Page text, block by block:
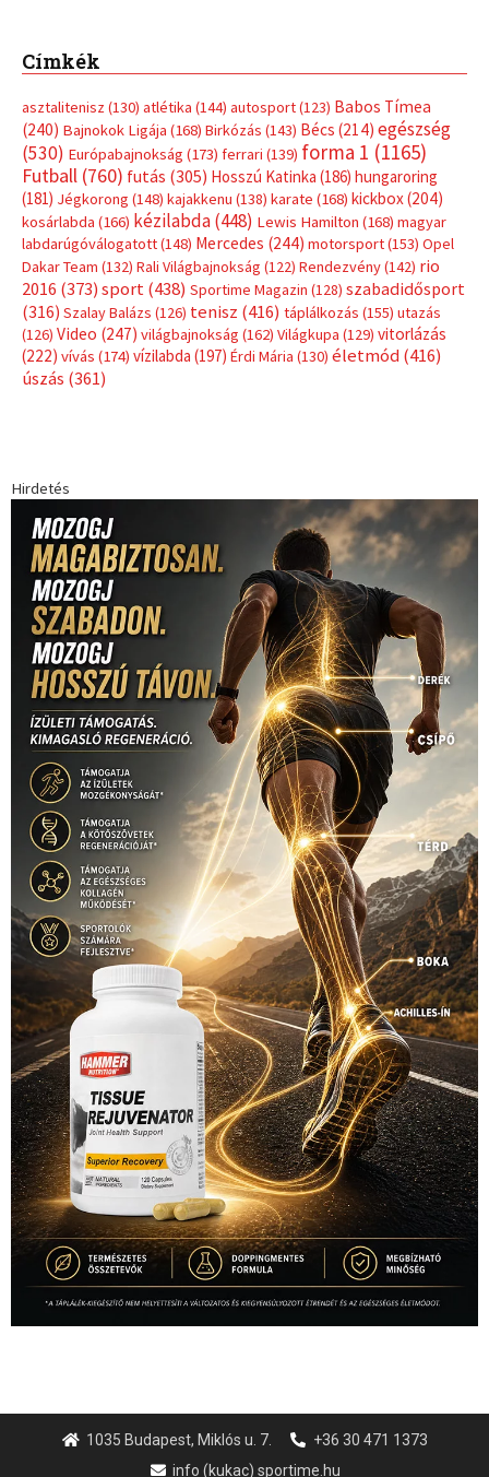
Címkék
asztalitenisz (130) atlétika (144) autosport(123) Babos Tímea
(240) Bajnokok Ligája (168) Birkózás (143) Bécs (214) egészség
(530) Európabajnokság (173) ferrari (139) forma 1 (1165)
Futball (760) futás (305) Hosszú Katinka (186) hungaroring
(181) Jégkorong (148) kajakkenu (138) karate (168) kickbox(204)
kosárlabda (166) kézilabda(448) Lewis Hamilton (168) magyar
labdarúgóválogatott(148) Mercedes (244) motorsport(153) Opel
Dakar Team (132) Rali Világbajnokság (122) Rendezvény(142) rio
2016 (373) sport(438) Sportime Magazin (128) szabadidősport
(316) Szalay Balázs (126) tenisz (416) táplálkozás (155) utazás
(126) Video (247) világbajnokság (162) Világkupa (129) vitorlázás
(222) vívás (174) vízilabda (197) Érdi Mária (130) életmód(416)
úszás (361)
Hirdetés
1035 Budapest, Miklós u. 7.
+36 30 471 1373
info (kukac) sportime.hu